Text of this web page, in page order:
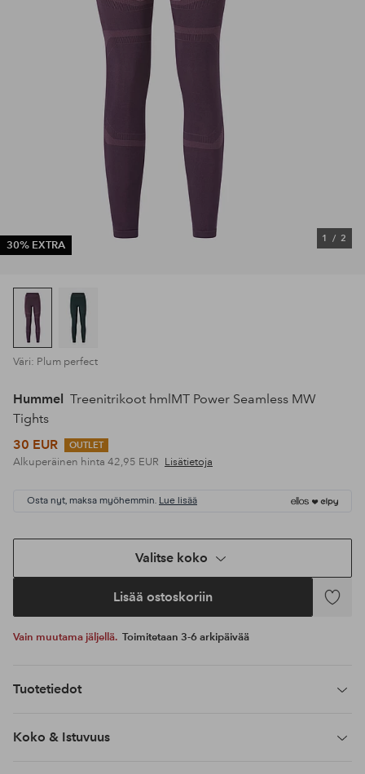
30% EXTRA
1 / 2
Väri: Plum perfect
Hummel
Treenitrikoot hmlMT Power Seamless MW
Tights
30 EUR
OUTLET
Alkuperäinen hinta 42,95 EUR Lisätietoja
Osta nyt, maksa myöhemmin. Lue lisää
Valitse koko
Lisää ostoskoriin
Lisää
Vain muutama jäljellä. Toimitetaan 3-6 arkipäivää
Tuotetiedot
Koko & Istuvuus